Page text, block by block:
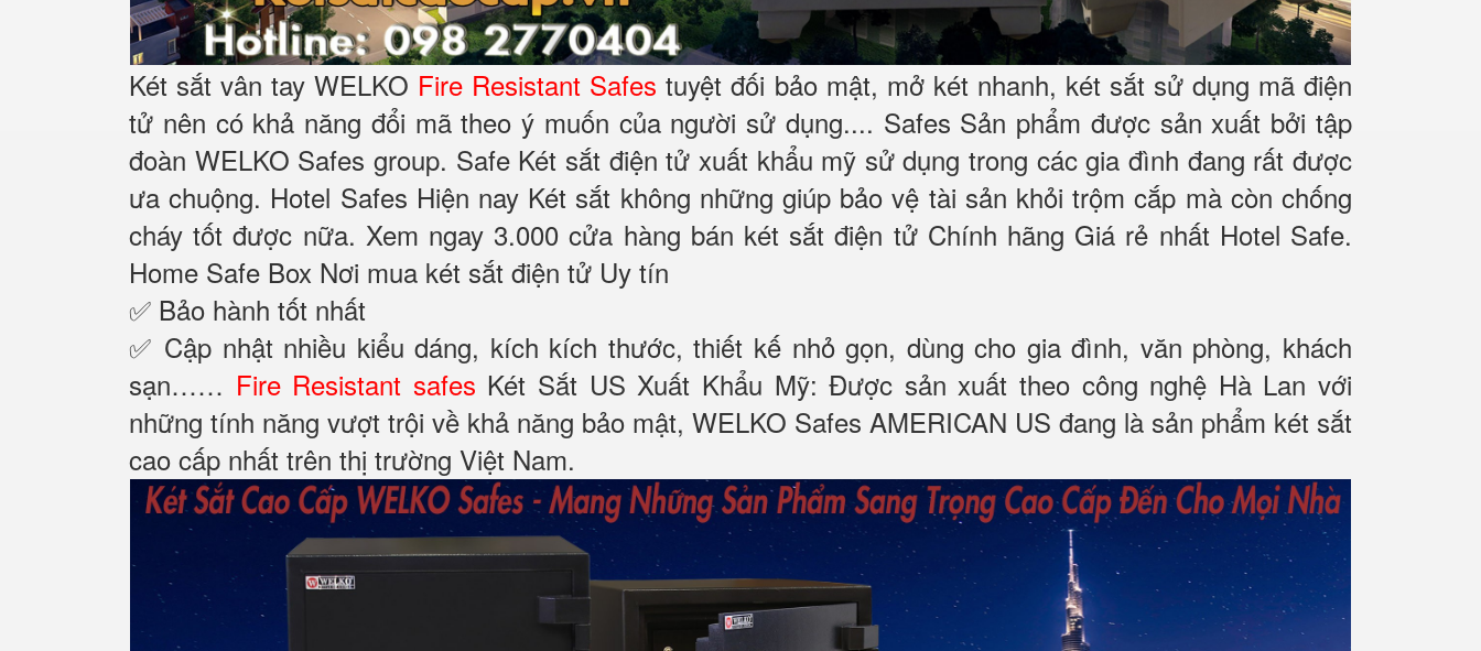
Két sắt vân tay WELKO Fire Resistant Safes tuyệt đối bảo mật, mở két nhanh, két sắt sử dụng mã điện
tử nên có khả năng đổi mã theo ý muốn của người sử dụng.... Safes Sản phẩm được sản xuất bởi tập
đoàn WELKO Safes group. Safe Két sắt điện tử xuất khẩu mỹ sử dụng trong các gia đình đang rất được
ưa chuộng. Hotel Safes Hiện nay Két sắt không những giúp bảo vệ tài sản khỏi trộm cắp mà còn chống
cháy tốt được nữa. Xem ngay 3.000 cửa hàng bán két sắt điện tử Chính hãng Giá rẻ nhất Hotel Safe.
Home Safe Box Nơi mua két sắt điện tử Uy tín
✅ Bảo hành tốt nhất
✅ Cập nhật nhiều kiểu dáng, kích kích thước, thiết kế nhỏ gọn, dùng cho gia đình, văn phòng, khách
sạn…… Fire Resistant safes Két Sắt US Xuất Khẩu Mỹ: Được sản xuất theo công nghệ Hà Lan với
những tính năng vượt trội về khả năng bảo mật, WELKO Safes AMERICAN US đang là sản phẩm két sắt
cao cấp nhất trên thị trường Việt Nam.